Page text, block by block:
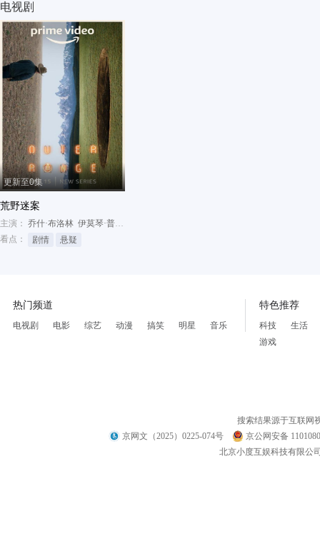
电视剧
更新至0集
荒野迷案
主演： 乔什·布洛林 伊莫琴·普茨
看点：
剧情 悬疑
热门频道
电视剧 电影 综艺 动漫 搞笑 明星 音乐
特色推荐
科技
生活
游戏
搜索结果源于互联网
京网文（2025）0225-074号
京公网安备
北京小度互娱科技有限公